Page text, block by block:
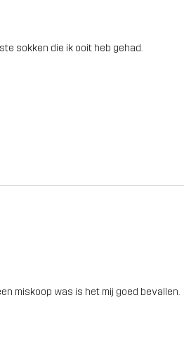
sokken die ik ooit heb gehad.
miskoop was is het mij goed bevallen.